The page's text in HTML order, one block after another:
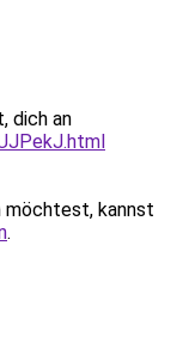
dich an
möchtest, kannst
.